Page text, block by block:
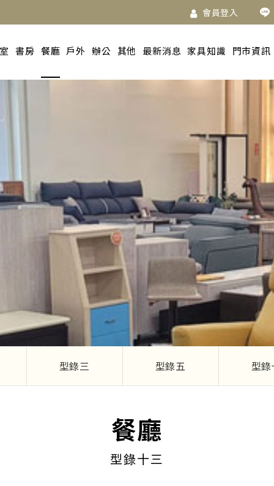
會員登入
書房 餐廳 戶外 辦公 其他 最新消息 家具知識 門市資訊
型錄三 型錄五 型
餐廳
型錄十三